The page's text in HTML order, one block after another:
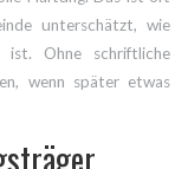
unterschätzt, wie
ist. Ohne schriftliche
wenn später etwas